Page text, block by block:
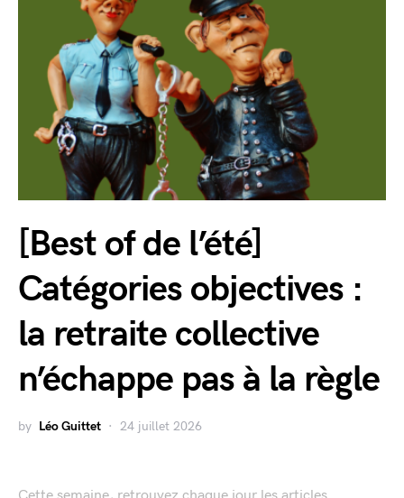
[Best of de l’été]
Catégories objectives :
la retraite collective
n’échappe pas à la règle
by Léo Guittet 24 juillet 2026